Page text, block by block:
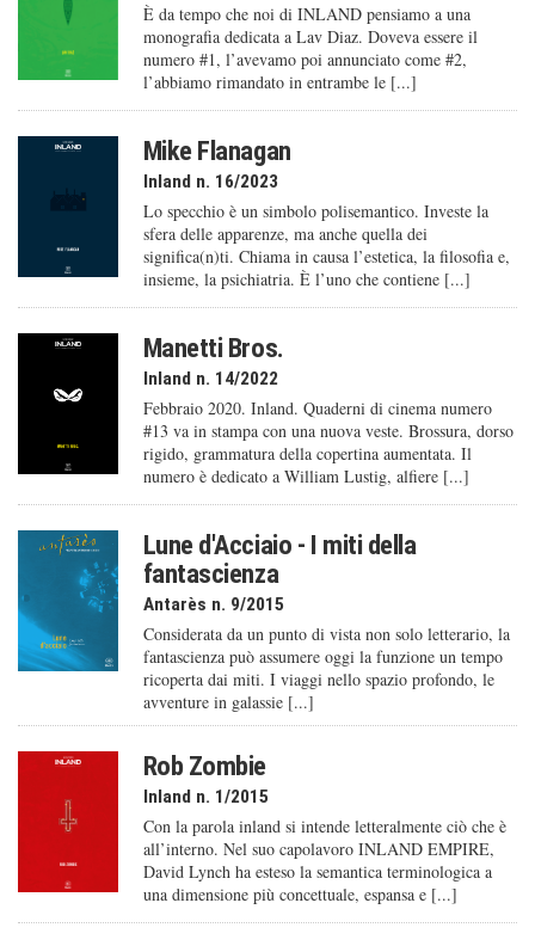
È da tempo che noi di INLAND pensiamo a una
monografia dedicata a Lav Diaz. Doveva essere il
numero #1, l’avevamo poi annunciato come #2,
l’abbiamo rimandato in entrambe le [...]
Mike Flanagan
Inland n. 16/2023
Lo specchio è un simbolo polisemantico. Investe la
sfera delle apparenze, ma anche quella dei
significa(n)ti. Chiama in causa l’estetica, la filosofia e,
insieme, la psichiatria. È l’uno che contiene [...]
Manetti Bros.
Inland n. 14/2022
Febbraio 2020. Inland. Quaderni di cinema numero
#13 va in stampa con una nuova veste. Brossura, dorso
rigido, grammatura della copertina aumentata. Il
numero è dedicato a William Lustig, alfiere [...]
Lune d'Acciaio - I miti della
fantascienza
Antarès n. 9/2015
Considerata da un punto di vista non solo letterario, la
fantascienza può assumere oggi la funzione un tempo
ricoperta dai miti. I viaggi nello spazio profondo, le
avventure in galassie [...]
Rob Zombie
Inland n. 1/2015
Con la parola inland si intende letteralmente ciò che è
all’interno. Nel suo capolavoro INLAND EMPIRE,
David Lynch ha esteso la semantica terminologica a
una dimensione più concettuale, espansa e [...]